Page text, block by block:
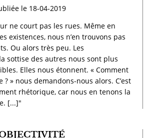
le 18-04-2019
ne court pas les rues. Même en
existences, nous n’en trouvons pas
Ou alors très peu. Les
sottise des autres nous sont plus
Elles nous étonnent. « Comment
» nous demandons-nous alors. C’est
rhétorique, car nous en tenons la
[...]"